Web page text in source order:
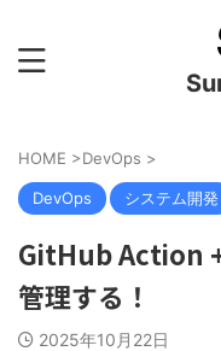
HOME >DevOps >
DevOps システム開発
GitHub Action
管理する！
2025年10月22日